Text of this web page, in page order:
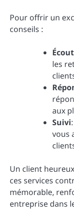
Pour offrir un
conseils :
les
aux
Suivi
vous
Un client
ces services
mémorable,
entreprise dans